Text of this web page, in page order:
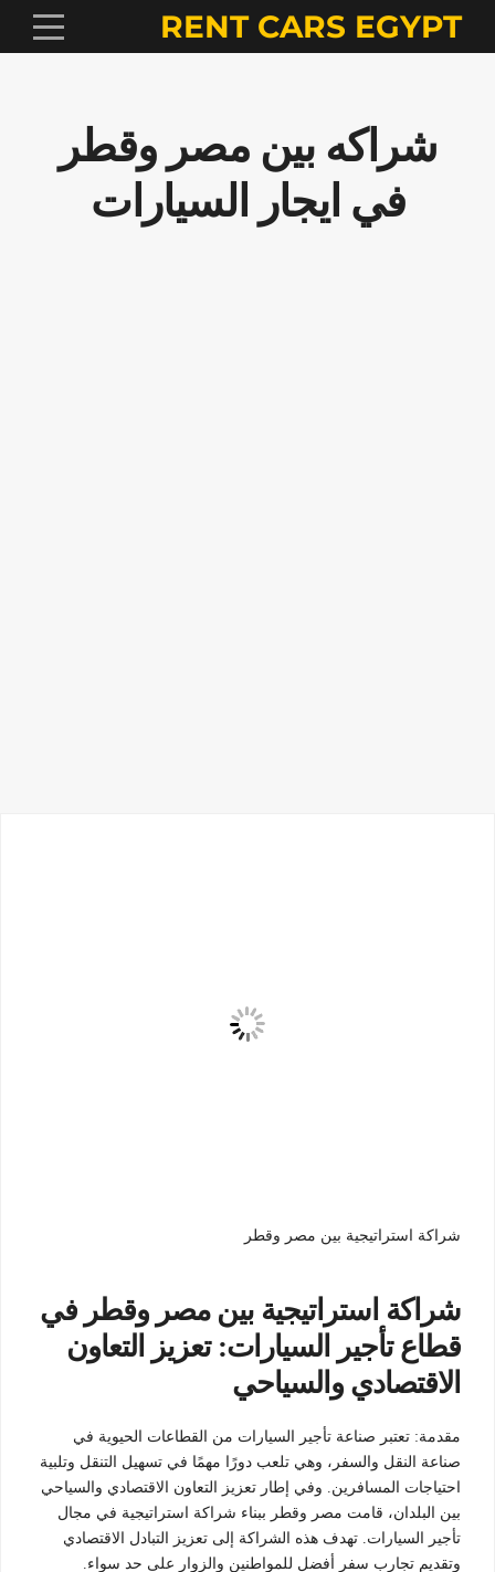
RENT CARS EGYPT
شراكه بين مصر وقطر
في ايجار السيارات
شراكة استراتيجية بين مصر وقطر
شراكة استراتيجية بين مصر وقطر في
قطاع تأجير السيارات: تعزيز التعاون
الاقتصادي والسياحي
مقدمة: تعتبر صناعة تأجير السيارات من القطاعات الحيوية في
صناعة النقل والسفر، وهي تلعب دورًا مهمًا في تسهيل التنقل وتلبية
احتياجات المسافرين. وفي إطار تعزيز التعاون الاقتصادي والسياحي
بين البلدان، قامت مصر وقطر ببناء شراكة استراتيجية في مجال
تأجير السيارات. تهدف هذه الشراكة إلى تعزيز التبادل الاقتصادي
وتقديم تجارب سفر أفضل للمواطنين والزوار على حد سواء.